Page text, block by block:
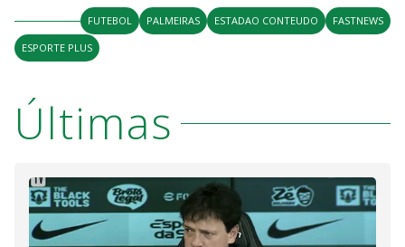
FUTEBOL PALMEIRAS ESTADAO CONTEUDO
FASTNEWS
ESPORTE PLUS
Últimas